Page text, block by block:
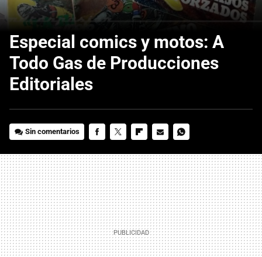
Especial comics y motos: A
Todo Gas de Producciones
Editoriales
Sin comentarios
MAIL